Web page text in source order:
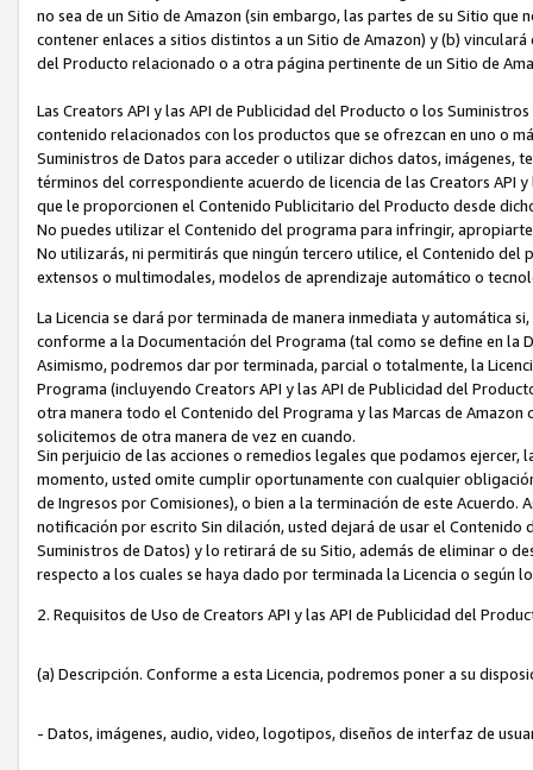
no sea de un Sitio de Amazon (sin embargo, las partes de su Sitio
contener enlaces a sitios distintos a un Sitio de Amazon) y (b)
del Producto relacionado o a otra página pertinente de un Sitio de
Las Creators API y las API de Publicidad del Producto o los
contenido relacionados con los productos que se ofrezcan en uno o
Suministros de Datos para acceder o utilizar dichos datos,
términos del correspondiente acuerdo de licencia de las Creators API
que le proporcionen el Contenido Publicitario del Producto desde
No puedes utilizar el Contenido del programa para infringir,
No utilizarás, ni permitirás que ningún tercero utilice, el Contenido
extensos o multimodales, modelos de aprendizaje automático o
La Licencia se dará por terminada de manera inmediata y automática
conforme a la Documentación del Programa (tal como se define en la
Asimismo, podremos dar por terminada, parcial o totalmente, la
Programa (incluyendo Creators API y las API de Publicidad del
otra manera todo el Contenido del Programa y las Marcas de
solicitemos de otra manera de vez en cuando.
Sin perjuicio de las acciones o remedios legales que podamos
momento, usted omite cumplir oportunamente con cualquier
de Ingresos por Comisiones), o bien a la terminación de este
notificación por escrito Sin dilación, usted dejará de usar el
Suministros de Datos) y lo retirará de su Sitio, además de eliminar o
respecto a los cuales se haya dado por terminada la Licencia o según
2. Requisitos de Uso de Creators API y las API de Publicidad del
(a) Descripción. Conforme a esta Licencia, podremos poner a su
- Datos, imágenes, audio, video, logotipos, diseños de interfaz de